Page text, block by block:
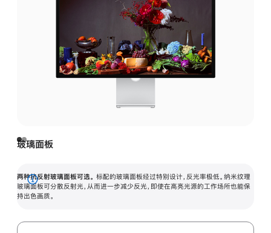
玻璃面板
两种抗反射玻璃面板可选。 标配的玻璃面板经过特别设计，反光率极低。纳米纹理
玻璃面板可分散反射光，从而进一步减少反光，即使在高亮光源的工作场所也能保
持出色画质。
展
开